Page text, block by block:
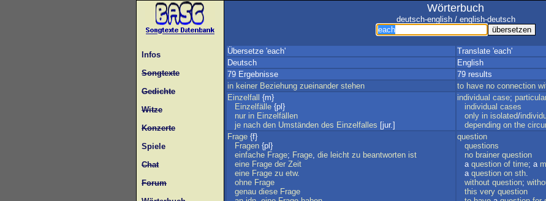
Infos
Songtexte
Gedichte
Witze
Konzerte
Spiele
Chat
Forum
Wörterbuch
deutsch-english / english-deutsch
Übersetze 'each'
Translate 'each'
Deutsch
English
79 Ergebnisse
79 results
in keiner Beziehung zueinander stehen to have no connection
Einzelfall {m}
Einzelfälle {pl}
nur in Einzelfällen
je nach den Umständen des Einzelfalles [jur.]
individual case;
individual cases
only in isolated/
depending on the
Frage {f}
Fragen {pl}
einfache Frage; Frage, die leicht zu beantworten ist
eine Frage der Zeit
eine Frage zu etw.
ohne Frage
genau diese Frage
question
questions
no brainer question
a question of time; a
a question on sth.
without question;
this very question